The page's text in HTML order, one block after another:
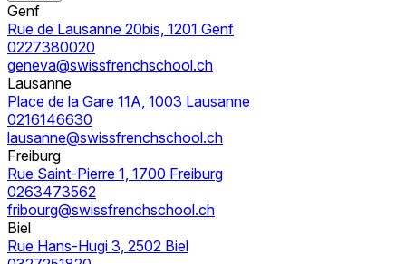
Genf
Rue de Lausanne 20bis, 1201 Genf
0227380020
geneva@swissfrenchschool.ch
Lausanne
Place de la Gare 11A, 1003 Lausanne
0216146630
lausanne@swissfrenchschool.ch
Freiburg
Rue Saint-Pierre 1, 1700 Freiburg
0263473562
fribourg@swissfrenchschool.ch
Biel
Rue Hans-Hugi 3, 2502 Biel